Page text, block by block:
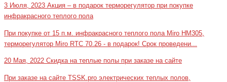
3 Июля, 2023 Акция – в подарок терморегулятор при покупке
инфракрасного теплого пола
При покупке от 15 п.м. инфракрасного теплого пола Miro HM305,
терморегулятор Miro RTC 70.26 - в подарок! Срок проведени...
20 Мая, 2022 Скидка на теплые полы при заказе на сайте
При заказе на сайте TSSK.pro электрических теплых полов,